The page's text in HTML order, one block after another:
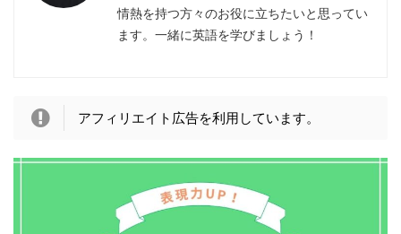
情熱を持つ方々のお役に立ちたいと思ってい
ます。一緒に英語を学びましょう！
アフィリエイト広告を利用しています。